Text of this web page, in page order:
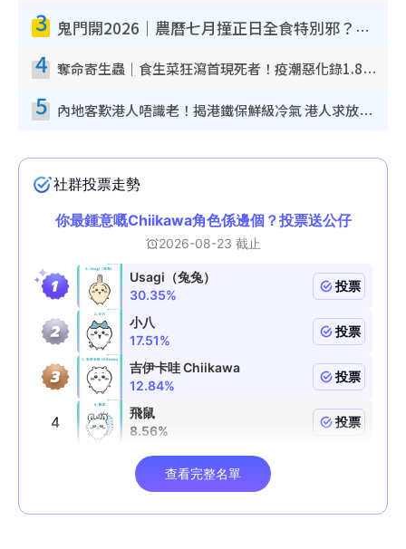
3 鬼門開2026｜農曆七月撞正日全食特別邪？專家警告切忌做一事！揭4大禁忌+2招保平安
4 奪命寄生蟲｜食生菜狂瀉首現死者！疫潮惡化錄1.8萬宗病例 揭洗菜3大謬誤
5 內地客歎港人唔識老！揭港鐵保鮮級冷氣 港人求放過：咪投訴